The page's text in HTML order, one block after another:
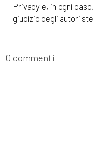
Privacy e, in ogni
giudizio degli autori
0 commenti